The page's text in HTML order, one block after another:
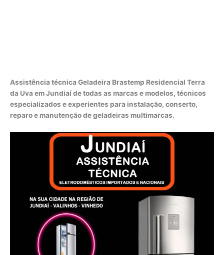
Assistência técnica Geladeira Brastemp Residencial Terra
da Uva em Jundiaí de todas as marcas e modelos, técnicos
especializados e experientes para instalação, conserto,
reparo e manutenção de geladeiras multimarcas.